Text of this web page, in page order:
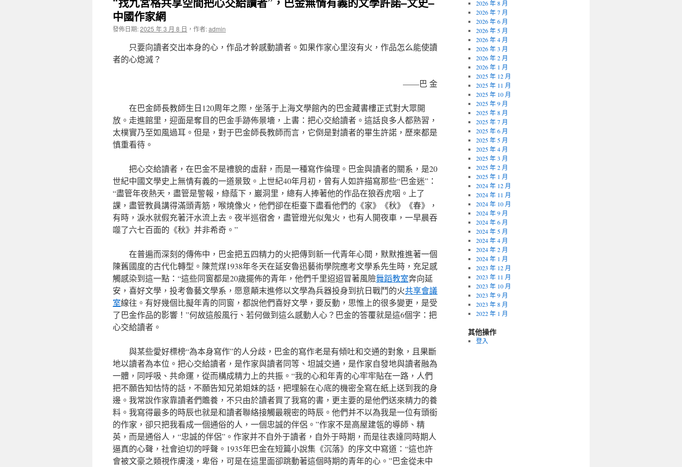
中國作家網
發佈日期:2025 年 3 月 8 日 ， 作者:admin
只要向讀者交出本身的心，作品才幹感動讀者。如果作家心里沒有火，作品怎么能使讀
者的心熄滅？
——巴 金
在巴金師長教師生日120周年之際，坐落于上海文學館內的巴金藏書樓正式對大眾開
放。走進館里，迎面是奪目的巴金手跡佈景墻，上書：把心交給讀者。這話良多人都熟習，
太樸實乃至如風過耳。但是，對于巴金師長教師而言，它倒是對讀者的畢生許諾，歷來都是
慎重看待。
把心交給讀者，在巴金不是禮貌的虛辭，而是一種寫作倫理。巴金與讀者的關系，是20
世紀中國文學史上無情有義的一道景致。上世紀40年月初，曾有人如許描寫那些“巴金迷”：
“盡管年夜熱天，盡管是警報，綠蔭下，巖洞里，總有人捧著他的作品在狼吞虎咽。上了
課，盡管教員講得滿頭青筋，喉燒像火，他們卻在柜臺下盡看他們的《家》《秋》《春》，
有時，淚水就假充著汗水流上去。夜半巡宿舍，盡管燈光似鬼火，也有人開夜車，一早晨吞
噬了六七百面的《秋》并非希奇。”
在普遍而深刻的傳佈中，巴金把五四精力的火把傳到新一代青年心間，默默推進著一個
陳舊國度的古代化轉型。陳荒煤1938年冬天在延安魯迅藝術學院應考文學系先生時，充足感
觸感染到這一點：“這些同窗都是20歲擺佈的青年，他們千里迢迢冒著風險舞蹈教室奔向延
安，喜好文學，投考魯藝文學系，愿意顛末進修以文學為兵器投身到抗日戰鬥的火共享會議
室線往。有好幾個比擬年青的同窗，都說他們喜好文學，要反動，思惟上的很多變更，是受
了巴金作品的影響！”何故這般風行、若何做到這么感動人心？巴金的答覆就是這6個字：把
心交給讀者。
與某些愛好標榜“為本身寫作”的人分歧，巴金的寫作老是有傾吐和交通的對象，且果斷
地以讀者為本位。把心交給讀者，是作家與讀者同等、坦誠交通，是作家自發地與讀者融為
一體，同呼吸、共命運，從而構成精力上的共振。“我的心和年青的心牢牢貼在一路，人們
把不願告知怙恃的話，不願告知兄弟姐妹的話，把埋躲在心底的機密全寫在紙上送到我的身
邊。我常說作家靠讀者們贍養，不只由於讀者買了我寫的書，更主要的是他們送來精力的養
料。我寫得最多的時辰也就是和讀者聯絡接觸最親密的時辰。他們并不以為我是一位有頭銜
的作家，卻只把我看成一個通俗的人，一個忠誠的伴侶。”作家不是高屋建瓴的導師、精
英，而是通俗人，“忠誠的伴侶”。作家并不自外于讀者，自外于時期，而是往表達同時期人
逼真的心聲，社會迫切的呼聲。1935年巴金在短篇小說集《沉落》的序文中寫道：“這也許
會被文豪之類視作膚淺，卑俗，可是在這里面卻跳動著這個時期的青年的心。”巴金從未中
2026 年 8 月
2026 年 7 月
2026 年 6 月
2026 年 5 月
2026 年 4 月
2026 年 3 月
2026 年 2 月
2026 年 1 月
2025 年 12 月
2025 年 11 月
2025 年 10 月
2025 年 9 月
2025 年 8 月
2025 年 7 月
2025 年 6 月
2025 年 5 月
2025 年 4 月
2025 年 3 月
2025 年 2 月
2025 年 1 月
2024 年 12 月
2024 年 11 月
2024 年 10 月
2024 年 9 月
2024 年 6 月
2024 年 5 月
2024 年 4 月
2024 年 2 月
2024 年 1 月
2023 年 12 月
2023 年 11 月
2023 年 10 月
2023 年 9 月
2023 年 8 月
2022 年 1 月
其他操作
登入